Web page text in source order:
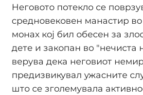
Неговото потекло се
средновековен манастир
монах кој бил обесен за
дете и закопан во "нечиста
верува дека неговиот
предизвикувал ужасните
што се зголемувала